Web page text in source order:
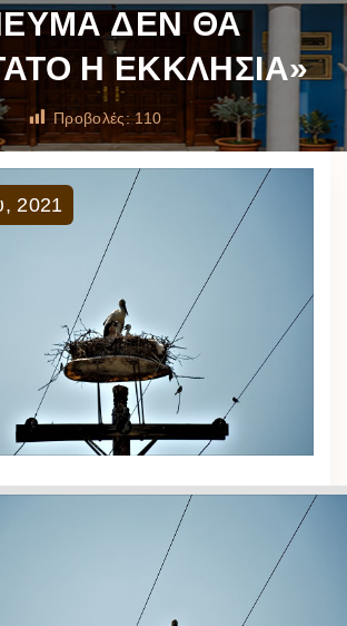
ΔΕΝ ΘΑ
Η ΕΚΚΛΗΣΙΑ»
Προβολές: 110
, 2021